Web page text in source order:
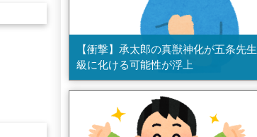
【衝撃】承太郎の真獣神化が五条先生
級に化ける可能性が浮上